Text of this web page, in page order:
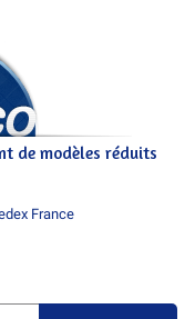
de modèles réduits
France